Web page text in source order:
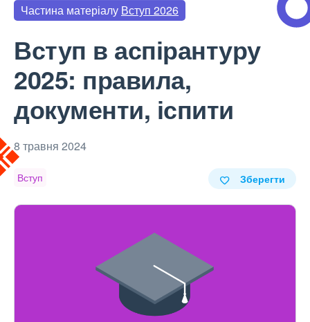
Частина матеріалу Вступ 2026
Вступ в аспірантуру
2025: правила,
документи, іспити
8 травня 2024
Вступ Зберегти